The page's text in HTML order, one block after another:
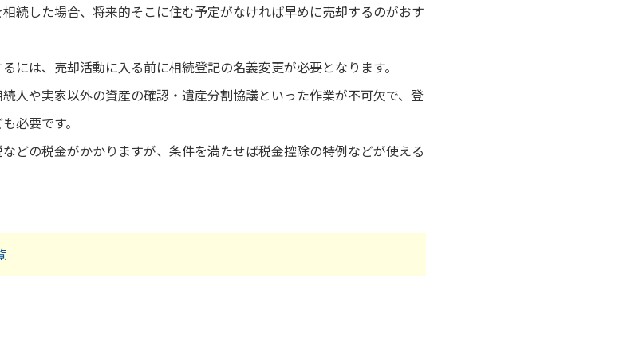
続した場合、将来的そこに住む予定がなければ早めに売却するのがおす
には、売却活動に入る前に相続登記の名義変更が必要となります。
人や実家以外の資産の確認・遺産分割協議といった作業が不可欠で、登
必要です。
どの税金がかかりますが、条件を満たせば税金控除の特例などが使える